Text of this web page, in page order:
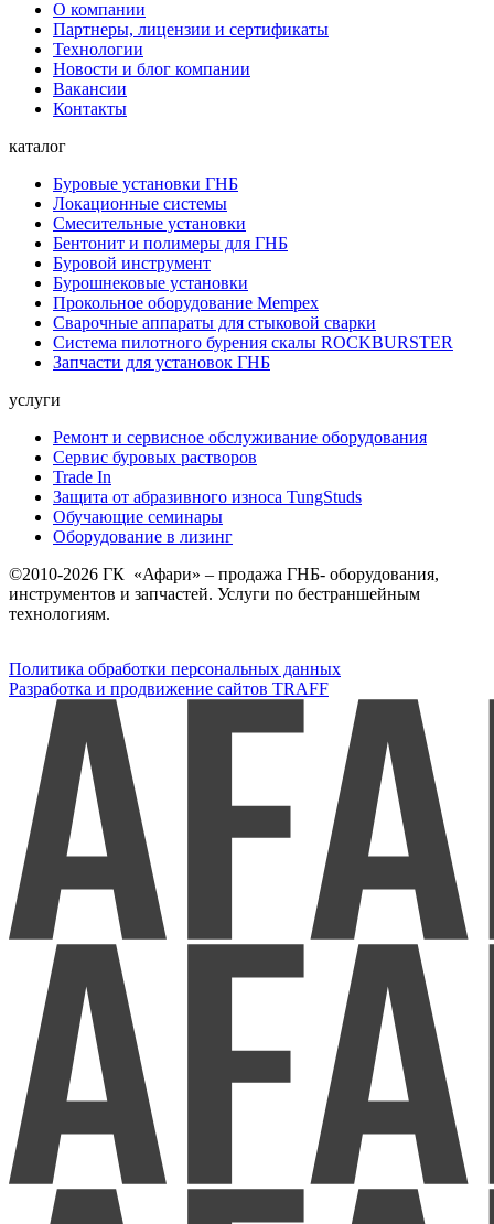
О компании
Партнеры, лицензии и сертификаты
Технологии
Новости и блог компании
Вакансии
Контакты
каталог
Буровые установки ГНБ
Локационные системы
Смесительные установки
Бентонит и полимеры для ГНБ
Буровой инструмент
Бурошнековые установки
Прокольное оборудование Mempex
Сварочные аппараты для стыковой сварки
Система пилотного бурения скалы ROCKBURSTER
Запчасти для установок ГНБ
услуги
Ремонт и сервисное обслуживание оборудования
Сервис буровых растворов
Trade In
Защита от абразивного износа TungStuds
Обучающие семинары
Оборудование в лизинг
©2010-2026 ГК «Афари» – продажа ГНБ- оборудования,
инструментов и запчастей. Услуги по бестраншейным
технологиям.
Политика обработки персональных данных
Разработка и продвижение сайтов TRAFF